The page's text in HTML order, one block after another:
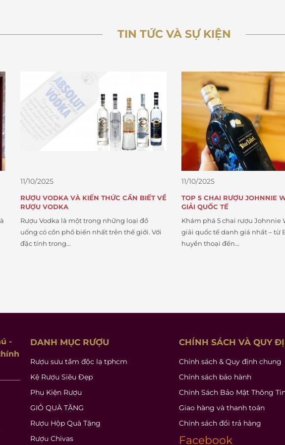
TIN TỨC VÀ SỰ KIỆN
11/10/2025
TOP 5 CHAI RƯỢU JOHNNIE WALKER ĐẠT
GIẢI QUỐC TẾ
Khám phá 5 chai rượu Johnnie Walker đạt
giải quốc tế danh giá nhất – từ Blue Label
huyền thoại đến...
11/10/2025
8 LÝ DO TẠI SAO RƯỢU
NỔI TIẾNG KHẮP THẾ GIỚI VÀ
Johnnie Walker là một trong
hiệu Scotch whisky nổi bật
-
DANH MỤC RƯỢU
Rượu sưu tầm độc lạ tphcm
Kệ Rượu Siêu Đẹp
Phụ Kiện Rượu
GIỎ QUÀ TẶNG
Rượu Hộp Quà Tặng
Rượu Chivas
CHÍNH SÁCH VÀ QUY
Chính sách & Quy định chung
Chính sách bảo hành
Chính Sách Bảo Mật Thông
Giao hàng và thanh toán
Chính sách đổi trả hàng
Facebook